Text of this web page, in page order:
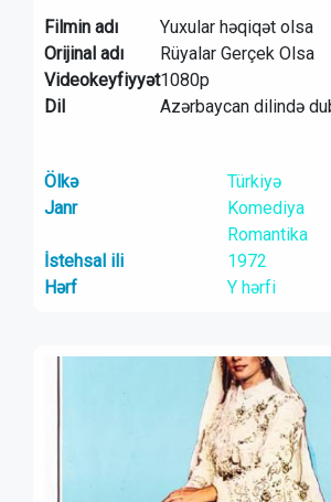
Filmin adı
Yuxular həqiqət olsa
Orijinal adı
Rüyalar Gerçek Olsa
Videokeyfiyyət1080p
Dil
Azərbaycan dilində
Ölkə
Türkiyə
Janr
Komediya
Romantika
İstehsal ili
1972
Hərf
Y hərfi